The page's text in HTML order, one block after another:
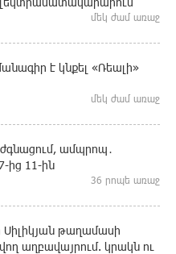
մեկ ժամ առաջ
է կնքել «Ռեալի»
մեկ ժամ առաջ
ամպրոպ․
ից 11-ին
36 րոպե առաջ
Սիլիկյան թաղամասի
աղբավայրում. կրակն ու